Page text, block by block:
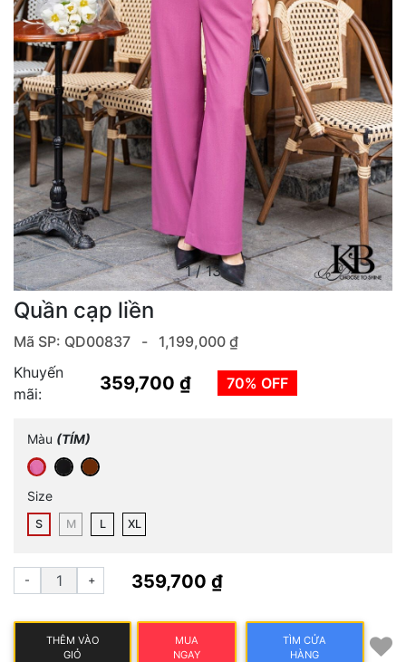
1/13
Quần cạp liền
Mã SP: QD00837 - 1,199,000 ₫
Khuyến
mãi:
359,700 ₫ 70% OFF
Màu (TÍM)
Size
S M L XL
- + 359,700 ₫
THÊM VÀO
GIỎ
MUA
NGAY
TÌM CỬA
HÀNG